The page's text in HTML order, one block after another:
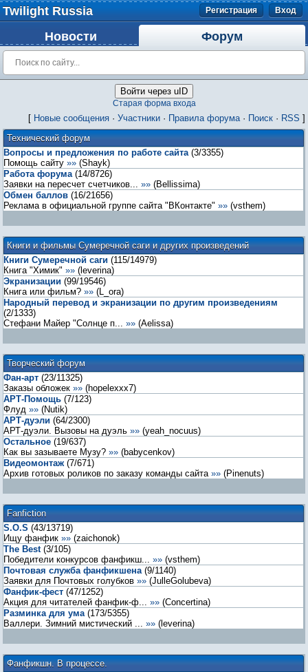
Twilight Russia Регистрация Вход
Новости Форум
Войти через uID
Старая форма входа
[ Новые сообщения · Участники · Правила форума· Поиск · RSS ]
Технический форум
Вопросы и предложения по работе сайта (3/3355)
Помощь сайту »» (Shayk)
Работа форума (14/8726)
Заявки на пересчет счетчиков... »» (Bellissima)
Обмен баллов (16/21656)
Реклама в официальной группе сайта "ВКонтакте" »» (vsthem)
Книги и фильмы Сумеречной саги и других произведений
Книги Сумеречной саги (115/14979)
Книга "Химик" »» ( leverina)
Экранизации (99/19546)
Книга или фильм? »» (L_ora)
Народный перевод и экранизации по другим произведениям
(2/1333)
Стефани Майер "Солнце п... »» (Aelissa)
Творческий форум
Фан-арт (23/11325)
Заказы обложек »» (hopelexxx7)
АРТ-Помощь (7/123)
Флуд »» (Nutik)
АРТ-дуэли (64/2300)
АРТ-дуэли. Вызовы на дуэль »» (yeah_nocuus)
Остальное (19/637)
Как вы зазываете Музу? »» (babycenkov)
Видеомонтаж (7/671)
Архив готовых роликов по заказу команды сайта »» (Pinenuts)
Fanfiction
S.O.S (43/13719)
Ищу фанфик »» (zaichonok)
The Best (3/105)
Победители конкурсов фанфикш... »» (vsthem)
Почтовая служба фанфикшена (9/1140)
Заявки для Почтовых голубков »» (JulleGolubeva)
Фанфик-фест (47/1252)
Акция для читателей фанфик-ф... »» (Concertina)
Разминка для ума (173/5355)
Валлери. Зимний мистический ... »» ( leverina)
Фанфикшн. В процессе.